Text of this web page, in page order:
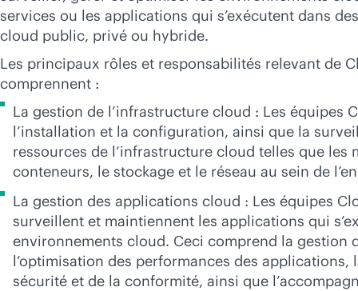
services ou les applications qui s’exécutent dans
cloud public, privé ou hybride.
Les principaux rôles et responsabilités relevant de
comprennent :
La gestion de l’infrastructure cloud : Les équipes
l’installation et la configuration, ainsi que la
ressources de l’infrastructure cloud telles que les
conteneurs, le stockage et le réseau au sein de
La gestion des applications cloud : Les équipes
surveillent et maintiennent les applications qui
environnements cloud. Ceci comprend la gestion
l’optimisation des performances des applications,
sécurité et de la conformité, ainsi que